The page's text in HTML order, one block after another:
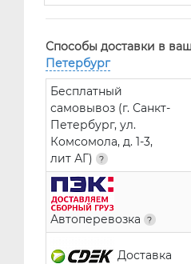
Способы доставки в
Петербург
Бесплатный
самовывоз (г. Санкт-
Петербург, ул.
Комсомола, д. 1-3,
лит АГ)
Автоперевозка
Доставка